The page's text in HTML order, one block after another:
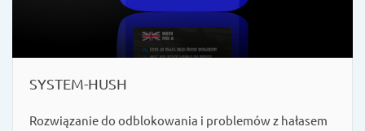
SYSTEM-HUSH
Rozwiązanie do odblokowania i problemów z hałasem